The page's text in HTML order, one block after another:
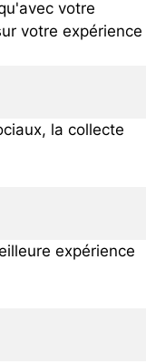
votre
votre expérience
la collecte
expérience